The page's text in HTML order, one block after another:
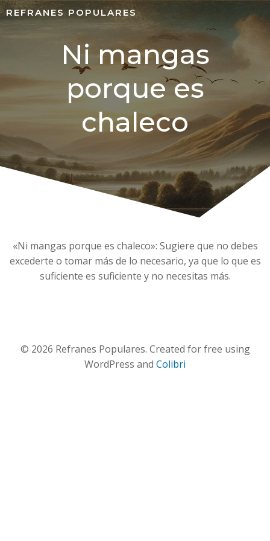
REFRANES POPULARES
Ni mangas
porque es
chaleco
«Ni mangas porque es chaleco»: Sugiere que no debes
excederte o tomar más de lo necesario, ya que lo que es
suficiente es suficiente y no necesitas más.
© 2026 Refranes Populares. Created for free using
WordPress and Colibri